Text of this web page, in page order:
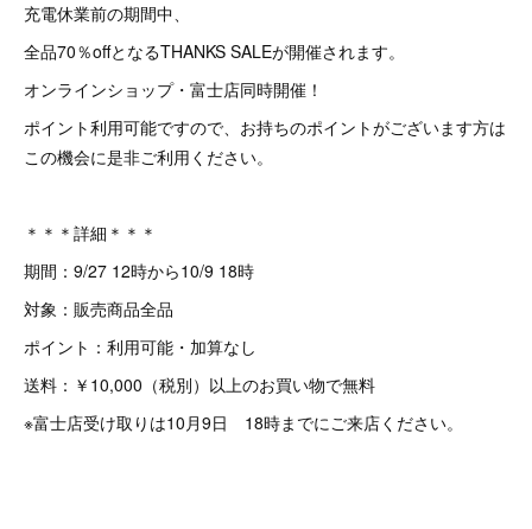
充電休業前の期間中、
全品70％offとなるTHANKS SALEが開催されます。
オンラインショップ・富士店同時開催！
ポイント利用可能ですので、お持ちのポイントがございます方は
この機会に是非ご利用ください。
＊＊＊詳細＊＊＊
期間：9/27 12時から10/9 18時
対象：販売商品全品
ポイント：利用可能・加算なし
送料：￥10,000（税別）以上のお買い物で無料
※富士店受け取りは10月9日 18時までにご来店ください。